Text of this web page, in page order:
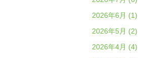
2026年6月 (1)
2026年5月 (2)
2026年4月 (4)